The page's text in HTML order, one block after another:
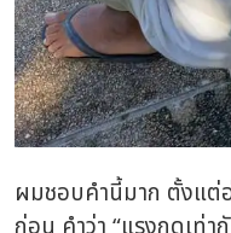
ผมชอบคำนี้มาก ตั้งแต่